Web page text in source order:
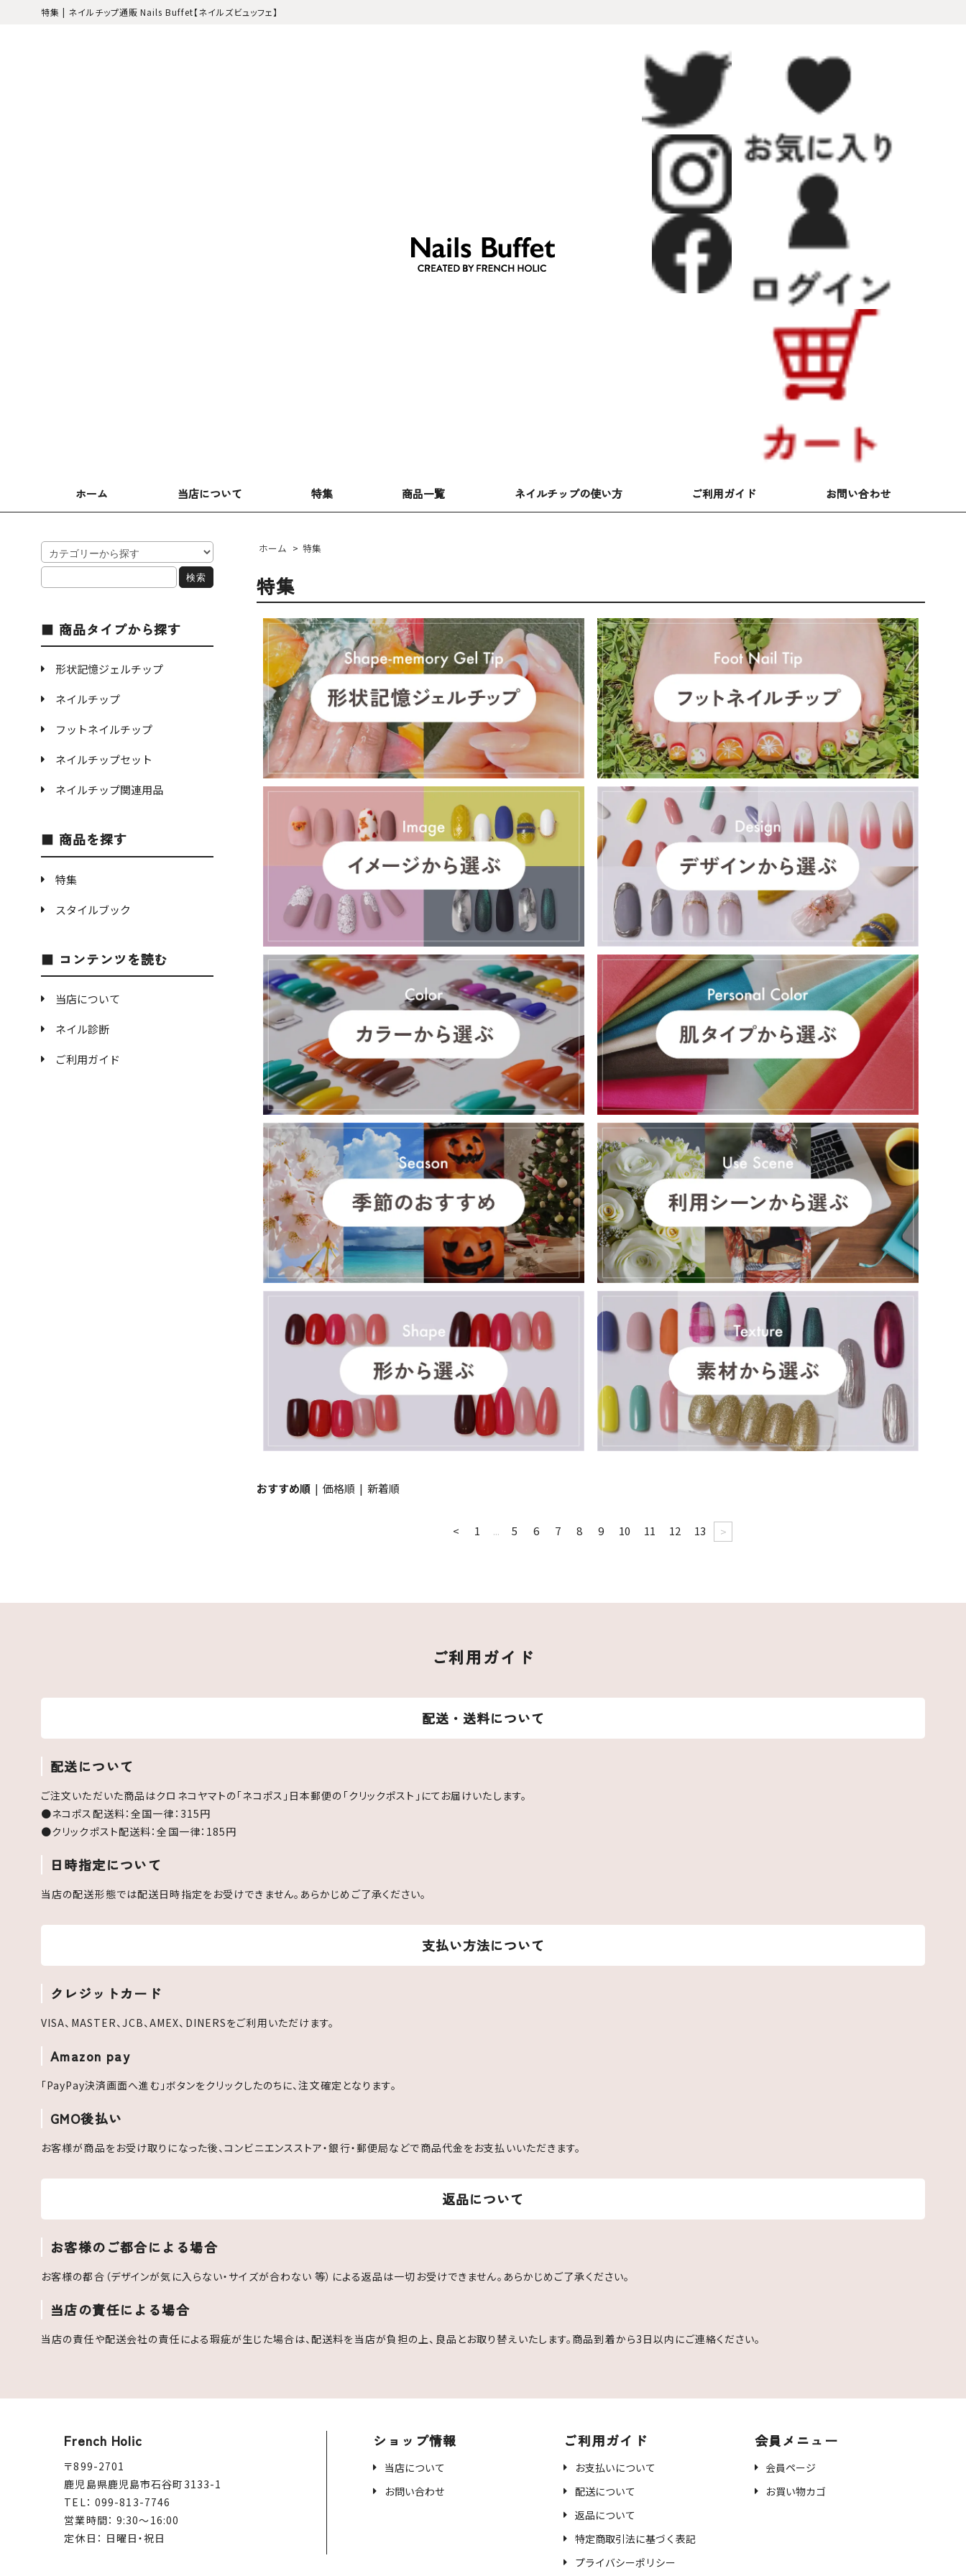
特集 | ネイルチップ通販 Nails Buffet【ネイルズビュッフェ】
ホーム 当店について 特集 商品一覧 ネイルチップの使い方 ご利用ガイド お問い合わせ
ホーム > 特集
特集
おすすめ順 | 価格順 | 新着順
< 1 ... 5 6 7 8 9 10 11 12 13 >
商品タイプから探す
形状記憶ジェルチップ
ネイルチップ
フットネイルチップ
ネイルチップセット
ネイルチップ関連用品
商品を探す
特集
スタイルブック
コンテンツを読む
当店について
ネイル診断
ご利用ガイド
ご利用ガイド
配送・送料について
配送について
ご注文いただいた商品はクロネコヤマトの「ネコポス」日本郵便の「クリックポスト」にてお届けいたします。
●ネコポス配送料：全国一律：315円
●クリックポスト配送料：全国一律：185円
日時指定について
当店の配送形態では配送日時指定をお受けできません。あらかじめご了承ください。
支払い方法について
クレジットカード
VISA、MASTER、JCB、AMEX、DINERSをご利用いただけます。
Amazon pay
「PayPay決済画面へ進む」ボタンをクリックしたのちに、注文確定となります。
GMO後払い
お客様が商品をお受け取りになった後、コンビニエンスストア・銀行・郵便局などで商品代金をお支払いいただきます。
返品について
お客様のご都合による場合
お客様の都合（デザインが気に入らない・サイズが合わない 等）による返品は一切お受けできません。あらかじめご了承ください。
当店の責任による場合
当店の責任や配送会社の責任による瑕疵が生じた場合は、配送料を当店が負担の上、良品とお取り替えいたします。商品到着から3日以内にご連絡ください。
French Holic
〒899-2701
鹿児島県鹿児島市石谷町3133-1
TEL： 099-813-7746
営業時間： 9:30～16:00
定休日： 日曜日・祝日
ショップ情報
当店について
お問い合わせ
ご利用ガイド
お支払いについて
配送について
返品について
特定商取引法に基づく表記
プライバシーポリシー
会員メニュー
会員ページ
お買い物カゴ